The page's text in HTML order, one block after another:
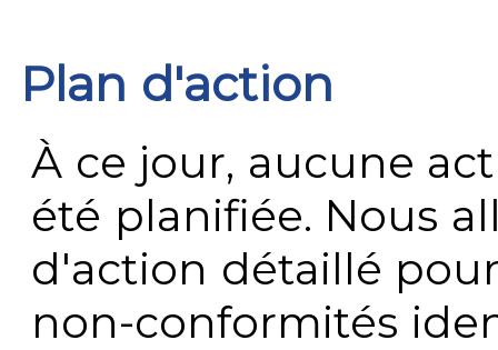
Plan d'action
À ce jour, aucune
été planifiée. Nous
d'action détaillé
non-conformités